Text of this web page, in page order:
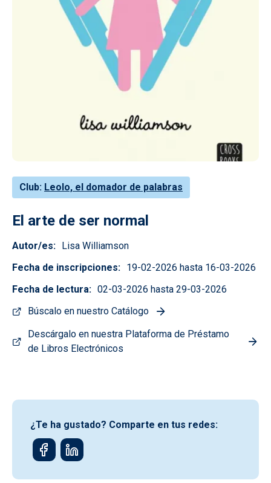
Club Leolo, el domador de palabras
El arte de ser normal
Autor/es
Lisa Williamson
Fecha de inscripciones
19-02-2026 hasta 16-03-2026
Fecha de lectura
02-03-2026 hasta 29-03-2026
Búscalo en nuestro Catálogo
Descárgalo en nuestra Plataforma de Préstamo
de Libros Electrónicos
¿Te ha gustado? Comparte en tus redes: